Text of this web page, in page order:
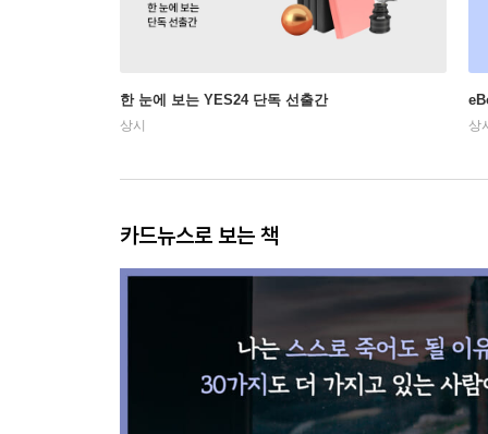
한 눈에 보는 YES24 단독 선출간
상시 상
카드뉴스로 보는 책